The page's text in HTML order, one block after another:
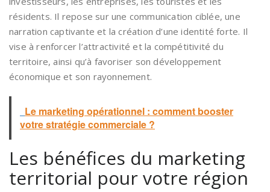
résidents. Il repose sur une communication ciblée, une
narration captivante et la création d’une identité forte. Il
vise à renforcer l’attractivité et la compétitivité du
territoire, ainsi qu’à favoriser son développement
économique et son rayonnement.
Le marketing opérationnel : comment booster
votre stratégie commerciale ?
Les bénéfices du marketing
territorial pour votre région